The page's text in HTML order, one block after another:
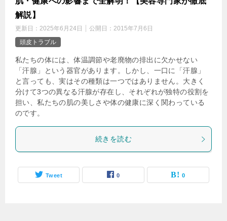
解説】
更新日： 2025年6月24日 公開日： 2015年7月6日
頭皮トラブル
私たちの体には、体温調節や老廃物の排出に欠かせない
「汗腺」という器官があります。しかし、一口に「汗腺」
と言っても、実はその種類は一つではありません。大きく
分けて3つの異なる汗腺が存在し、それぞれが独特の役割を
担い、私たちの肌の美しさや体の健康に深く関わっている
のです。
続きを読む
Tweet 0 0